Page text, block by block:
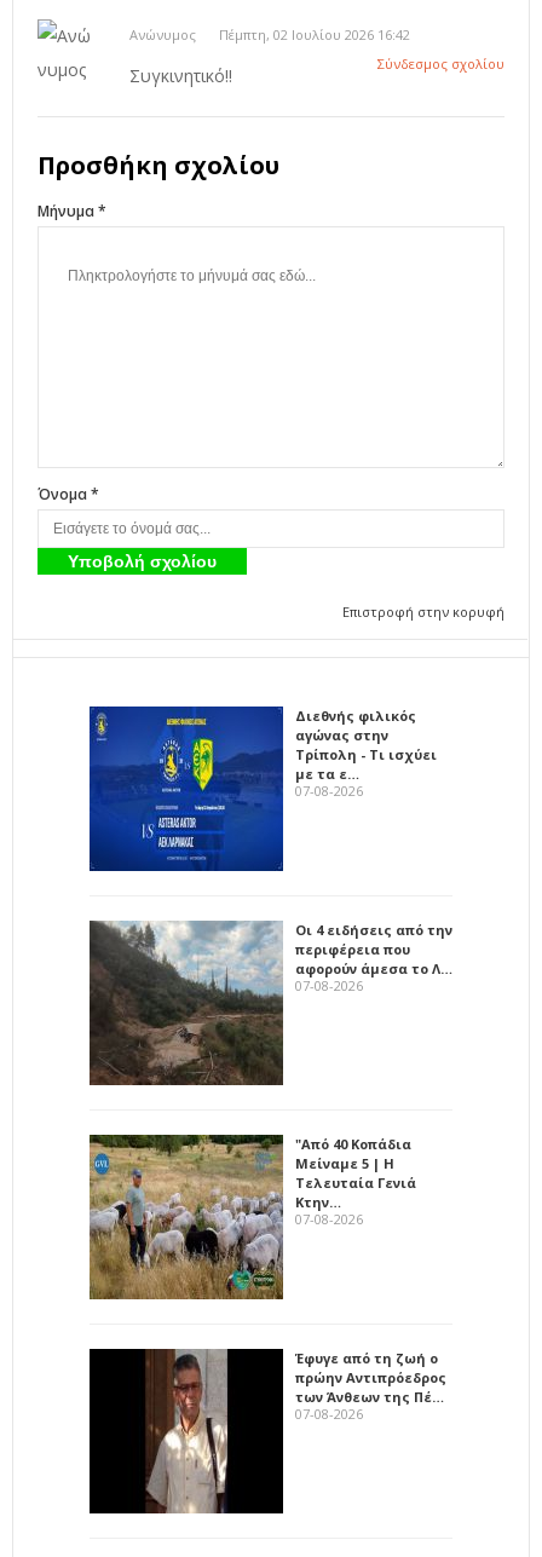
Ανώνυμος
Πέμπτη, 02 Ιουλίου 2026 16:42
Σύνδεσμος σχολίου
Συγκινητικό!!
Προσθήκη σχολίου
Μήνυμα *
Όνομα *
Επιστροφή στην κορυφή
Διεθνής φιλικός
αγώνας στην
Τρίπολη - Τι ισχύει
με τα ε…
07-08-2026
Οι 4 ειδήσεις από την
περιφέρεια που
αφορούν άμεσα το Λ…
07-08-2026
"Από 40 Κοπάδια
Μείναμε 5 | Η
Τελευταία Γενιά
Κτην…
07-08-2026
Έφυγε από τη ζωή ο
πρώην Αντιπρόεδρος
των Άνθεων της Πέ…
07-08-2026